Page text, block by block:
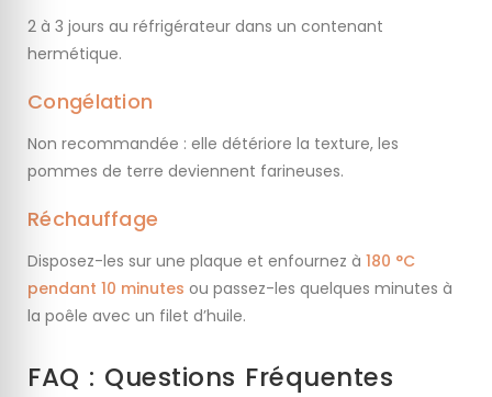
2 à 3 jours au réfrigérateur dans un contenant
hermétique.
Congélation
Non recommandée : elle détériore la texture, les
pommes de terre deviennent farineuses.
Réchauffage
Disposez-les sur une plaque et enfournez à 180 °C
pendant 10 minutes ou passez-les quelques minutes à
la poêle avec un filet d’huile.
FAQ : Questions Fréquentes